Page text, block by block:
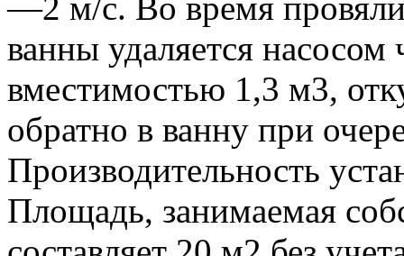
ванны удаляется
вместимостью 1,3 м3,
обратно в ванну при
Производительность
Площадь, занимаемая